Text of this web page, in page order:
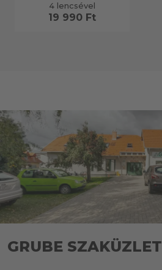
4 lencsével
19 990 Ft
GRUBE SZAKÜZLET